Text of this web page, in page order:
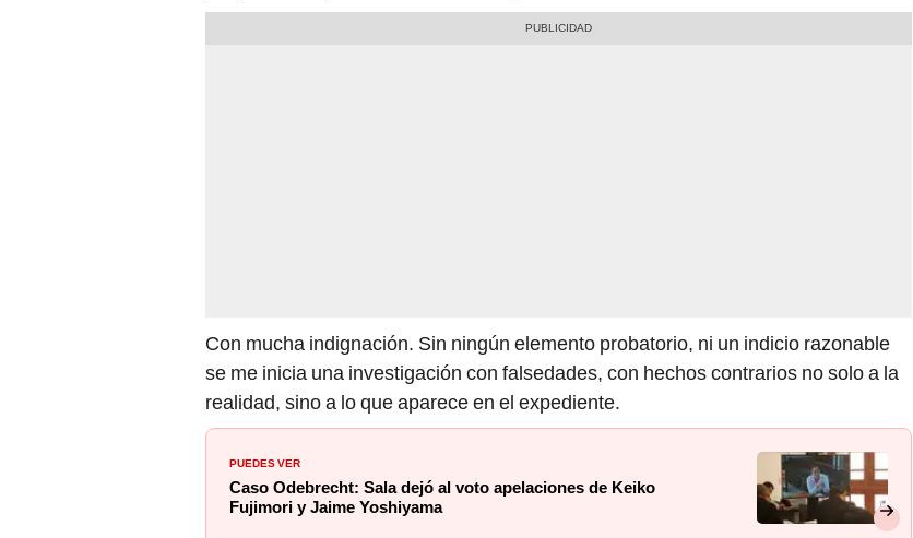
Con mucha indignación. Sin ningún elemento probatorio, ni un indicio razonable
se me inicia una investigación con falsedades, con hechos contrarios no solo a la
realidad, sino a lo que aparece en el expediente.
PUEDES VER
Caso Odebrecht: Sala dejó al voto apelaciones de Keiko
Fujimori y Jaime Yoshiyama